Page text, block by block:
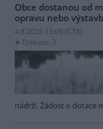
Obce dostanou od
opravu nebo
4.8.2026 13:09 (ČTK)
Diskuse: 3
nádrží. Žádost o dotace